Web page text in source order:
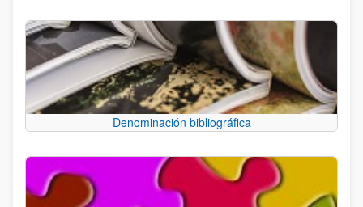
Denominación bibliográfica